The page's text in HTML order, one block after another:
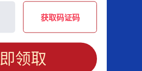
获取码证码
领取